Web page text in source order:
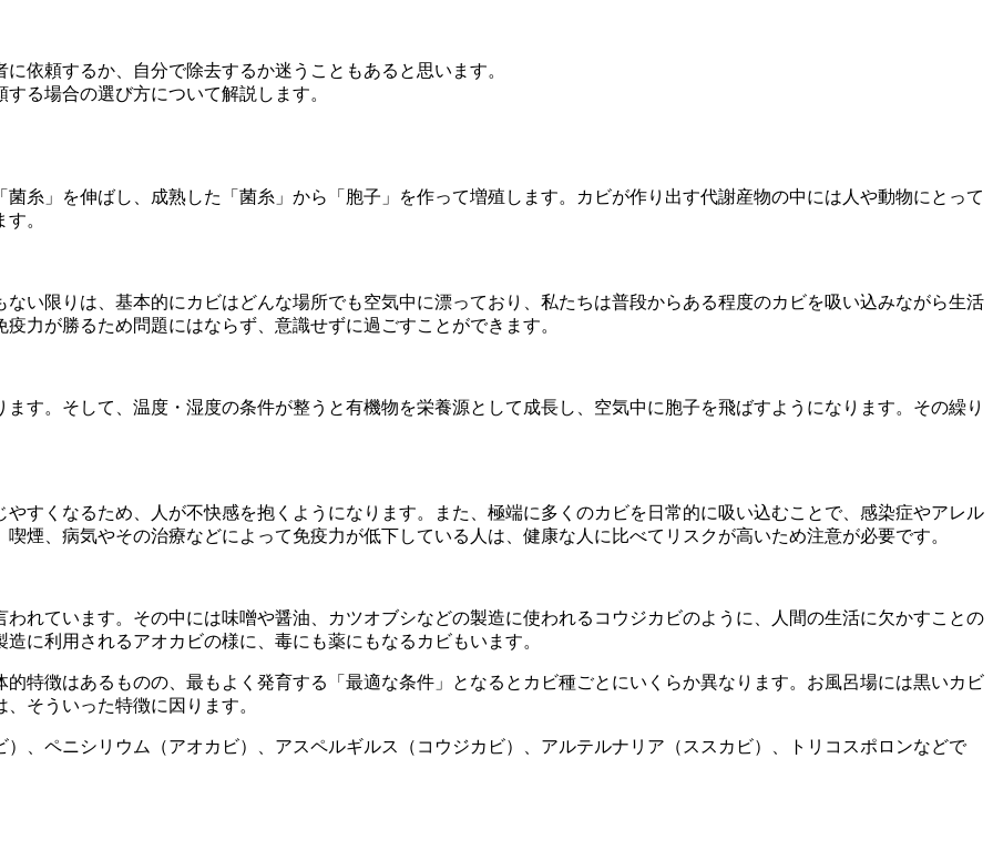
依頼するか、自分で除去するか迷うこともあると思います。
る場合の選び方について解説します。
糸」を伸ばし、成熟した「菌糸」から「胞子」を作って増殖します。カビが作り出す代謝産物の中には人や動物にとって
。
い限りは、基本的にカビはどんな場所でも空気中に漂っており、私たちは普段からある程度のカビを吸い込みながら生活
力が勝るため問題にはならず、意識せずに過ごすことができます。
す。そして、温度・湿度の条件が整うと有機物を栄養源として成長し、空気中に胞子を飛ばすようになります。その繰り
すくなるため、人が不快感を抱くようになります。また、極端に多くのカビを日常的に吸い込むことで、感染症やアレル
煙、病気やその治療などによって免疫力が低下している人は、健康な人に比べてリスクが高いため注意が必要です。
れています。その中には味噌や醤油、カツオブシなどの製造に使われるコウジカビのように、人間の生活に欠かすことの
に利用されるアオカビの様に、毒にも薬にもなるカビもいます。
特徴はあるものの、最もよく発育する「最適な条件」となるとカビ種ごとにいくらか異なります。お風呂場には黒いカビ
そういった特徴に因ります。
、ペニシリウム（アオカビ）、アスペルギルス（コウジカビ）、アルテルナリア（ススカビ）、トリコスポロンなどで